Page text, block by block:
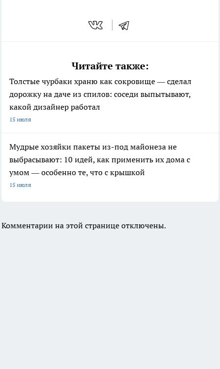
Читайте также:
Толстые чурбаки храню как сокровище — сделал
дорожку на даче из спилов: соседи выпытывают,
какой дизайнер работал
15 июля
Мудрые хозяйки пакеты из-под майонеза не
выбрасывают: 10 идей, как применить их дома с
умом — особенно те, что с крышкой
15 июля
Комментарии на этой странице отключены.